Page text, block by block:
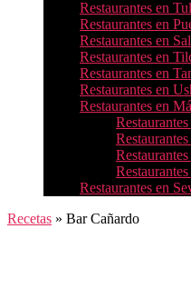
Restaurantes en
Restaurantes en
Restaurantes en
Restaurantes en
Restaurantes en
Restaurantes en
Restaurantes en
Restaurantes en
Recetas » Bar Cañardo